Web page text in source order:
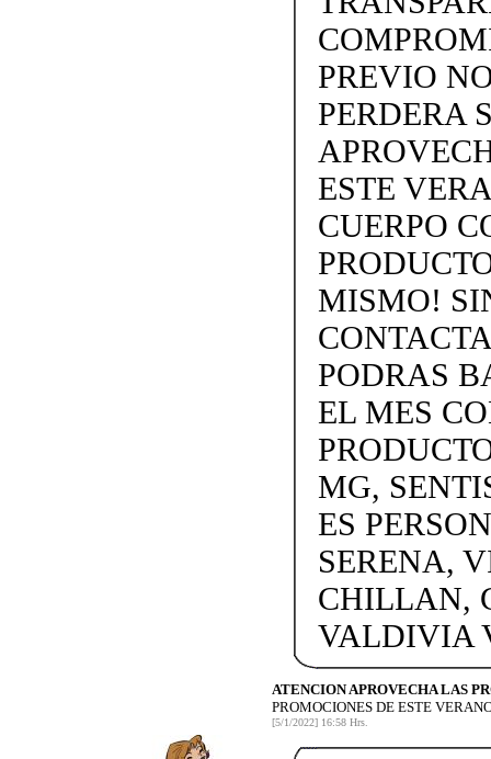
PREVIO
PERDERA
ESTE
CUERPO
MISMO!
PODRAS
EL MES
MG,
ES
SERENA,
CHILLAN,
VALDIVIA
ATENCION APROVECHA LAS
PROMOCIONES DE ESTE
[5/1/2022] 16:58 Hrs.